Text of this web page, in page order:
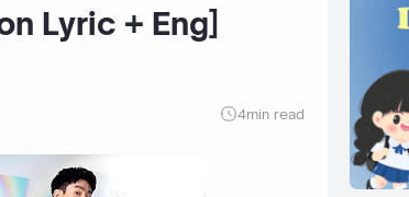
Lyric + Eng]
4min read